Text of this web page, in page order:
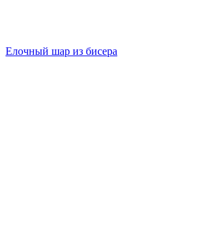
Елочный шар из бисера